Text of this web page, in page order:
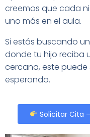
creemos que cada
uno más en el aula.
Si estás buscando un
donde tu hijo reciba
cercana, este puede
esperando.
Solicitar Cita